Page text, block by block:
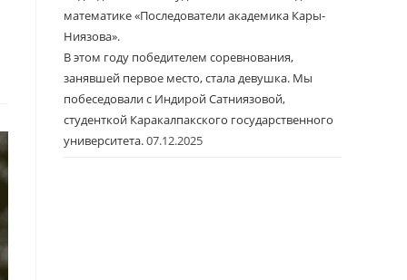
математике «Последователи академика Кары-
Ниязова».
В этом году победителем соревнования,
занявшей первое место, стала девушка. Мы
побеседовали с Индирой Сатниязовой,
студенткой Каракалпакского государственного
университета.07.12.2025